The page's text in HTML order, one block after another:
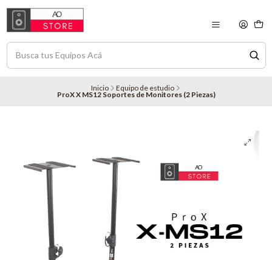
Inicio Equipo de estudio
ProX X MS12 Soportes de Monitores (2 Piezas)